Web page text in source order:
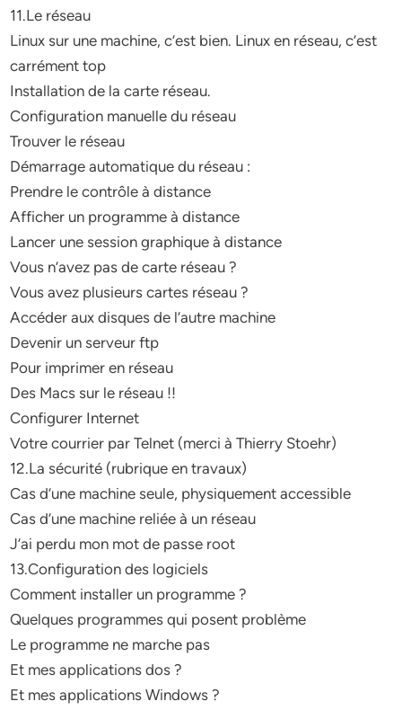
11.Le réseau
Linux sur une machine, c’est bien. Linux en réseau, c’est
carrément top
Installation de la carte réseau.
Configuration manuelle du réseau
Trouver le réseau
Démarrage automatique du réseau :
Prendre le contrôle à distance
Afficher un programme à distance
Lancer une session graphique à distance
Vous n’avez pas de carte réseau ?
Vous avez plusieurs cartes réseau ?
Accéder aux disques de l’autre machine
Devenir un serveur ftp
Pour imprimer en réseau
Des Macs sur le réseau !!
Configurer Internet
Votre courrier par Telnet (merci à Thierry Stoehr)
12.La sécurité (rubrique en travaux)
Cas d’une machine seule, physiquement accessible
Cas d’une machine reliée à un réseau
J’ai perdu mon mot de passe root
13.Configuration des logiciels
Comment installer un programme ?
Quelques programmes qui posent problème
Le programme ne marche pas
Et mes applications dos ?
Et mes applications Windows ?